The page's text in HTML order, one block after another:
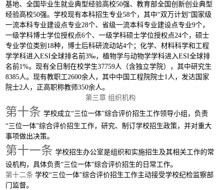
基地、全国毕业生就业典型经验高校50强、教育部全国创新创业典型
经验高校50强。学校现有本科招生专业58个，其中“双万计划”国家级
一流本科专业建设点专业28个、省级一流本科专业建设点专业9个，
一级学科博士学位授权点6个、一级学科硕士学位授权点24个，硕士
专业学位类别18种，博士后科研流动站4个；化学、材料科学和工程
学学科进入ESI全球排名前3‰，植物学与动物学学科进入ESI全球排
名前1%。现有全日制在校学生37759人（含独立学院），其中研究生
8385人。现有教职工2600余人，其中中国工程院院士1人，发达国家
院士2人，正高职称教师350余人。
第三章 组织机构
第十条 学校成立“三位一体”综合评价招生工作领导小组，负责
“三位一体”综合评价招生工作，研究、制订学校招生政策，并对重大
事项做出决策。
第十一条 学校招生办公室是组织和实施招生及其相关工作的常
设机构，具体负责“三位一体”综合评价招生的日常工作。
第十二条 学校“三位一体”综合评价招生工作主动接受学校纪检监察部
门监督。